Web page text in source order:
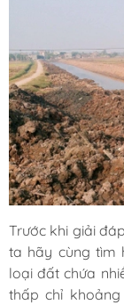
Trước khi giải
ta hãy cùng tìm
loại đất chứa
thấp chỉ